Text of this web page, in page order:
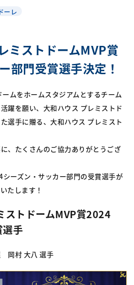
ーレ
ミストドームMVP賞
門受賞選手決定！
ムをホームスタジアムとするチーム
躍を願い、大和ハウス プレミストド
選手に贈る、大和ハウス プレミスト
、たくさんのご協力ありがとうござ
ーズン・サッカー部門の受賞選手が
たします！
ストドームMVP賞2024
選手
岡村 大八 選手